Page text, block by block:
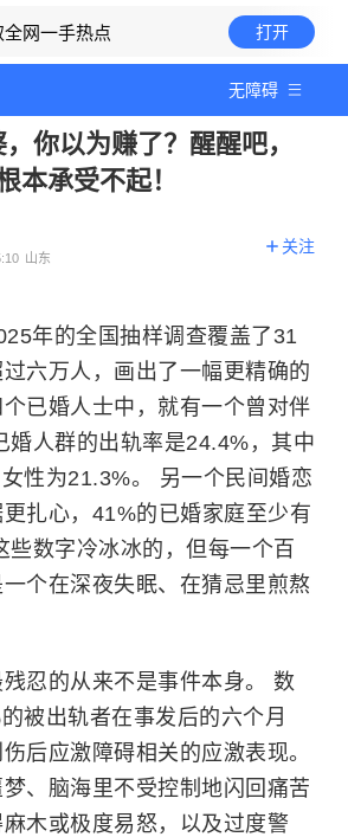
全网一手热点 打开
无障碍
你以为赚了？醒醒吧，
本承受不起！
山东
关注
年的全国抽样调查覆盖了31
六万人，画出了一幅更精确的
已婚人士中，就有一个曾对伴
婚人群的出轨率是24.4%，其中
性为21.3%。 另一个民间婚恋
扎心，41%的已婚家庭至少有
些数字冷冰冰的，但每一个百
个在深夜失眠、在猜忌里煎熬
忍的从来不是事件本身。 数
被出轨者在事发后的六个月
后应激障碍相关的应激表现。
、脑海里不受控制地闪回痛苦
木或极度易怒，以及过度警